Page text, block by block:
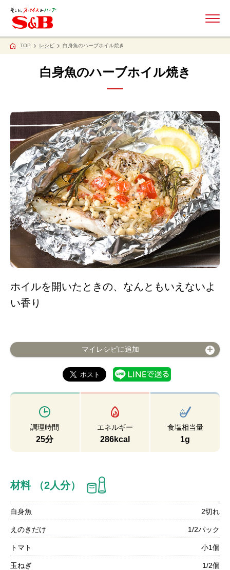
TOP レシピ 白身魚のハーブホイル焼き
白身魚のハーブホイル焼き
ホイルを開いたときの、なんともいえないよ
い香り
マイレシピに追加
調理時間
25分
エネルギー
286kcal
食塩相当量
1g
材料 （2人分）
白身魚 2切れ
えのきだけ 1/2パック
トマト 小1個
玉ねぎ 1/2個